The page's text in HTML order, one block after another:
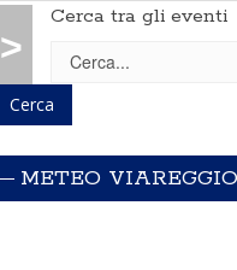
>
Cerca tra gli eventi
METEO VIAREGGIO